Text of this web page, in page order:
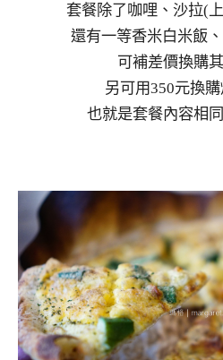
套餐除了咖哩、沙拉(
還有一等香米白米飯
可補差價換購
另可用350元換購
也就是套餐內容相